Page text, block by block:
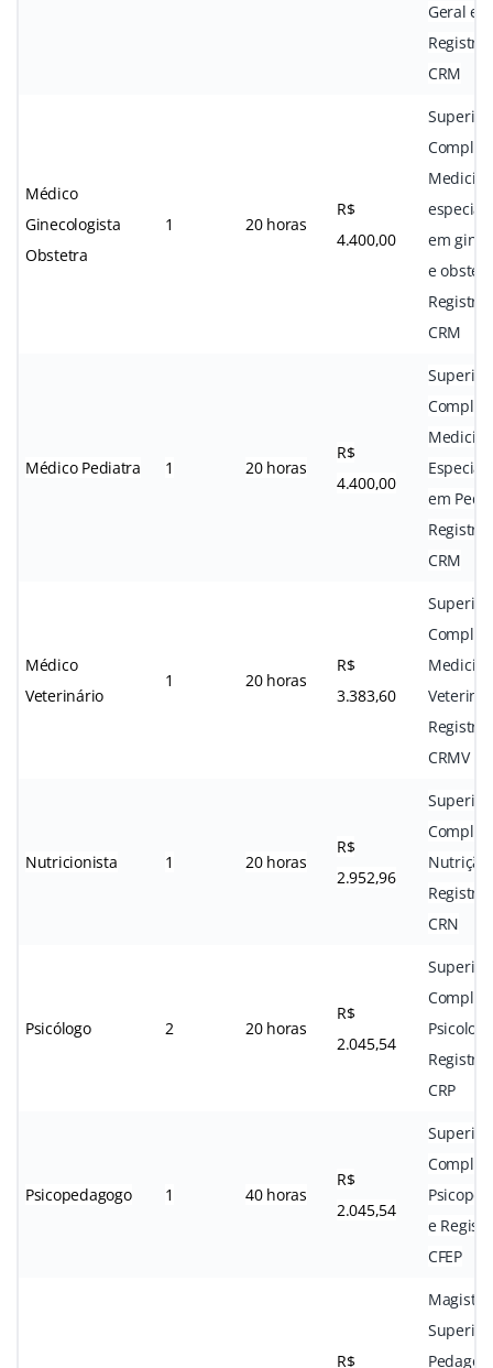
Geral e
Registro
CRM
Médico
Ginecologista
Obstetra
1 20 horas
R$
4.400,00
Superior
em
e
Registro
CRM
Médico Pediatra 1 20 horas
R$
4.400,00
Superior
em
Registro
CRM
Médico
Veterinário
1 20 horas
R$
3.383,60
Superior
Medicina
Registro
CRMV
Nutricionista 1 20 horas
R$
2.952,96
Superior
Nutrição
Registro
CRN
Psicólogo 2 20 horas
R$
2.045,54
Superior
Registro
CRP
Psicopedagogo 1 40 horas
R$
2.045,54
Superior
e
CFEP
R$
Superior